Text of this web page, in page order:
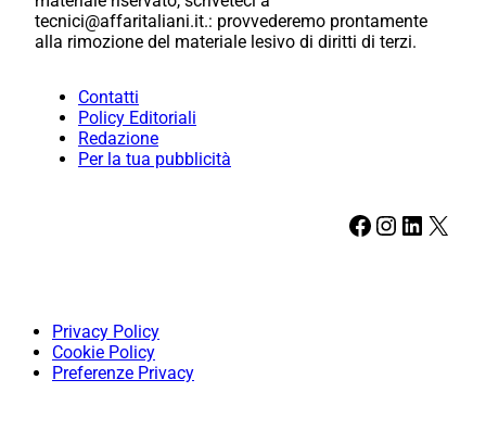
tecnici@affaritaliani.it.: provvederemo prontamente
alla rimozione del materiale lesivo di diritti di terzi.
Contatti
Policy Editoriali
Redazione
Per la tua pubblicità
Facebook Instagram LinkedIn X
Privacy Policy
Cookie Policy
Preferenze Privacy